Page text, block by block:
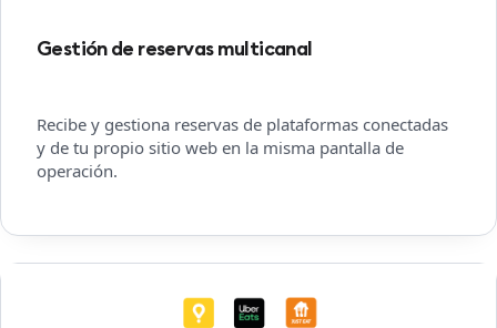
Gestión de reservas multicanal
Recibe y gestiona reservas de plataformas conectadas
y de tu propio sitio web en la misma pantalla de
operación.